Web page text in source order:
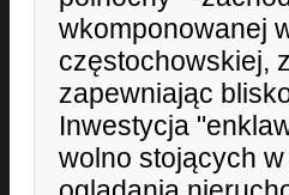
wkomponowanej
częstochowskiej,
zapewniając
Inwestycja
wolno stojących